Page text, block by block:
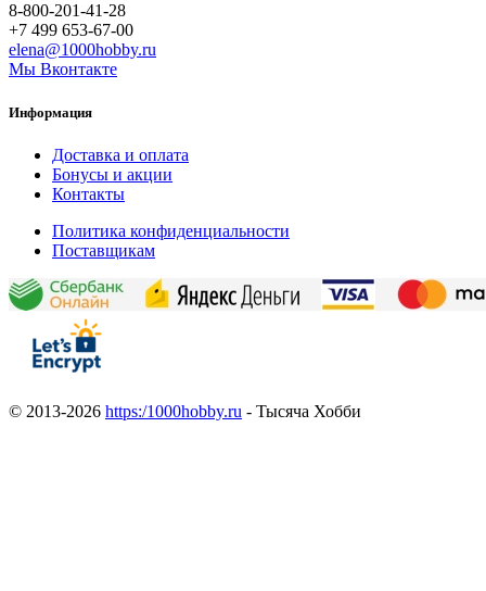
8-800-201-41-28
+7 499 653-67-00
elena@1000hobby.ru
Мы Вконтакте
Информация
Доставка и оплата
Бонусы и акции
Контакты
Политика конфиденциальности
Поставщикам
© 2013-2026 https:/1000hobby.ru - Тысяча Хобби